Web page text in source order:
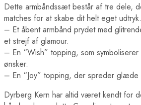
Dette armbåndssæt består af tre dele,
matches for at skabe dit helt eget
– Et åbent armbånd prydet med
et strejf af glamour.
– En “Wish” topping, som
ønsker.
– En “Joy” topping, der spreder glæde
Dyrberg Kern har altid været kendt for